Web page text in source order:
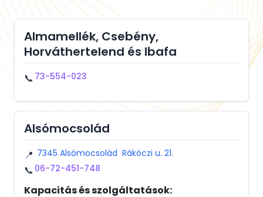
Almamellék, Csebény,
Horváthertelend és Ibafa
📞 73-554-023
Alsómocsolád
📍 7345 Alsómocsolád Rákóczi u. 21.
📞 06-72-451-748
Kapacitás és szolgáltatások: